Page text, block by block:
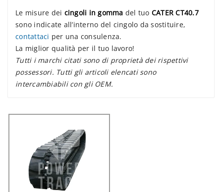
Le misure dei cingoli in gomma del tuo CATER CT40.7
sono indicate all’interno del cingolo da sostituire,
contattaci per una consulenza.
La miglior qualità per il tuo lavoro!
Tutti i marchi citati sono di proprietà dei rispettivi
possessori. Tutti gli articoli elencati sono
intercambiabili con gli OEM.